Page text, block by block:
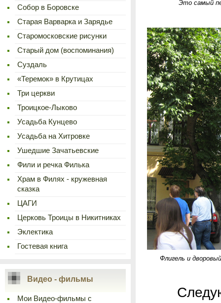
Cобор в Боровске
Старая Варварка и Зарядье
Старомосковские рисунки
Старый дом (воспоминания)
Суздаль
«Теремок» в Крутицах
Три церкви
Троицкое-Лыково
Усадьба Кунцево
Усадьба на Хитровке
Ушедшие Зачатьевские
Фили и речка Филька
Храм в Филях - кружевная
сказка
ЦАГИ
Церковь Троицы в Никитниках
Эклектика
Гостевая книга
Видео - фильмы
Мои Видео-фильмы с
Это самый
Флигель и